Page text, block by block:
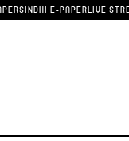
SINDHI E-PAPERLIVE